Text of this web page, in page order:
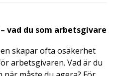
vad du som arbetsgivare
skapar ofta osäkerhet
arbetsgivaren. Vad är du